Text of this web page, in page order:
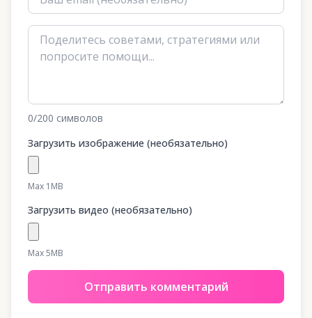
0/200 символов
Загрузить изображение (необязательно)
Max 1MB
Загрузить видео (необязательно)
Max 5MB
Отправить комментарий